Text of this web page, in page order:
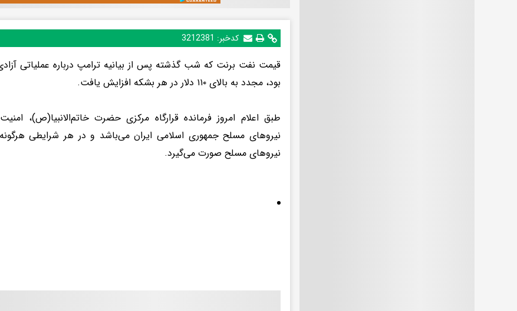
کدخبر: 3212381
قیمت نفت برنت که شب گذشته پس از بیانیه ترامپ درباره عملیاتی
بود، مجدد به بالای ۱۱۰ دلار در هر بشکه افزایش یافت.
طبق اعلام امروز فرمانده قرارگاه مرکزی حضرت خاتم‌الانبیا(ص)،
نیروهای مسلح جمهوری اسلامی ایران می‌باشد و در هر شرایطی
نیروهای مسلح صورت می‌گیرد.